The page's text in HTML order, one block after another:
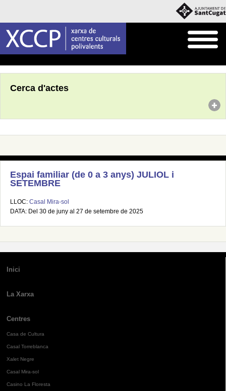
Cerca d'actes
Espai familiar (de 0 a 3 anys) JULIOL i
SETEMBRE
LLOC: Casal Mira-sol
DATA: Del 30 de juny al 27 de setembre de 2025
Inici
La Xarxa
Centres
Casa de Cultura
Casal Torreblanca
Xalet Negre
Casal Mira-sol
Casino La Floresta